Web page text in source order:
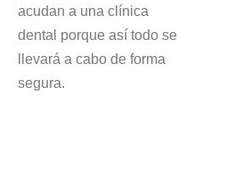
acudan a una clínica
dental porque así todo se
llevará a cabo de forma
segura.